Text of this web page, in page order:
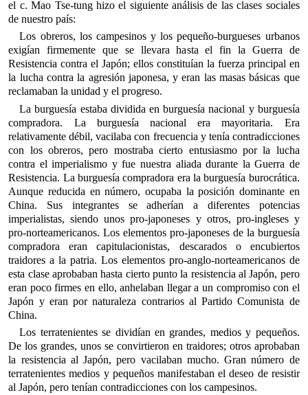
el c. Mao Tse-tung hizo el siguiente análisis de las clases sociales
de nuestro país:
Los obreros, los campesinos y los pequeño-burgueses urbanos
exigían firmemente que se llevara hasta el fin la Guerra de
Resistencia contra el Japón; ellos constituían la fuerza principal en
la lucha contra la agresión japonesa, y eran las masas básicas que
reclamaban la unidad y el progreso.
La burguesía estaba dividida en burguesía nacional y burguesía
compradora. La burguesía nacional era mayoritaria. Era
relativamente débil, vacilaba con frecuencia y tenía contradicciones
con los obreros, pero mostraba cierto entusiasmo por la lucha
contra el imperialismo y fue nuestra aliada durante la Guerra de
Resistencia. La burguesía compradora era la burguesía burocrática.
Aunque reducida en número, ocupaba la posición dominante en
China. Sus integrantes se adherían a diferentes potencias
imperialistas, siendo unos pro-japoneses y otros, pro-ingleses y
pro-norteamericanos. Los elementos pro-japoneses de la burguesía
compradora eran capitulacionistas, descarados o encubiertos
traidores a la patria. Los elementos pro-anglo-norteamericanos de
esta clase aprobaban hasta cierto punto la resistencia al Japón, pero
eran poco firmes en ello, anhelaban llegar a un compromiso con el
Japón y eran por naturaleza contrarios al Partido Comunista de
China.
Los terratenientes se dividían en grandes, medios y pequeños.
De los grandes, unos se convirtieron en traidores; otros aprobaban
la resistencia al Japón, pero vacilaban mucho. Gran número de
terratenientes medios y pequeños manifestaban el deseo de resistir
al Japón, pero tenían contradicciones con los campesinos.